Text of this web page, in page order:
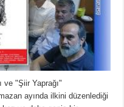
"Şiir Yaprağı"
ayında ilkini düzenlediği